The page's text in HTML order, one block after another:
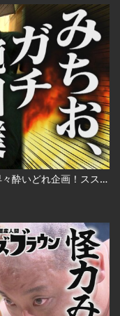
オズブラウン #88 1月18日放送『新春早々酔いどれ企画！ススキノビル呑み探訪 ～わたなべビル編～（後編）』